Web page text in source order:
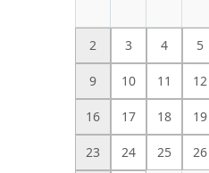
2 3 4 5
9 10 11 12
16 17 18 19
23 24 25 26